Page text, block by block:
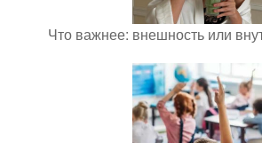
Что важнее: внешность или